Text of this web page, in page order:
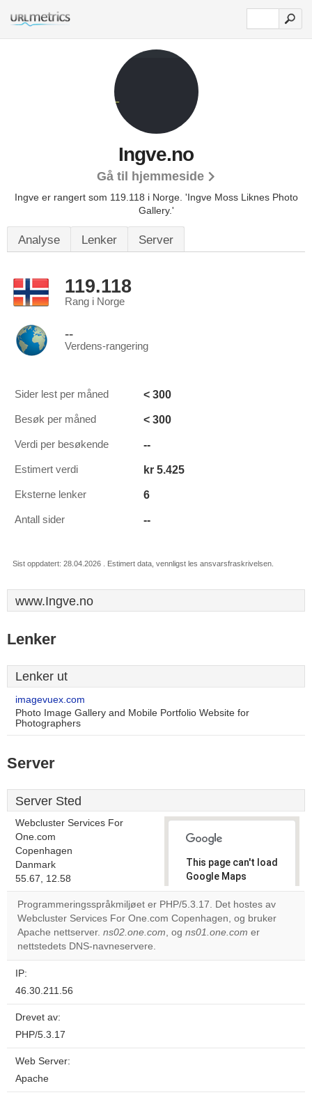
Ingve.no
Gå til hjemmeside
Ingve er rangert som 119.118 i Norge. 'Ingve Moss Liknes Photo
Gallery.'
Analyse Lenker Server
119.118
Rang i Norge
--
Verdens-rangering
Sider lest per måned < 300
Besøk per måned < 300
Verdi per besøkende --
Estimert verdi kr 5.425
Eksterne lenker 6
Antall sider --
Sist oppdatert: 28.04.2026 . Estimert data, vennligst les ansvarsfraskrivelsen.
www.Ingve.no
Lenker
Lenker ut
imagevuex.com
Photo Image Gallery and Mobile Portfolio Website for
Photographers
Server
Server Sted
Webcluster Services For
One.com
Copenhagen
Danmark
55.67, 12.58
This page can't load
Google Maps
correctly.
Do you
own this
Programmeringsspråkmiljøet er PHP/5.3.17. Det hostes av
Webcluster Services For One.com Copenhagen, og bruker
Apache nettserver. ns02.one.com, og ns01.one.com er
nettstedets DNS-navneservere.
IP:
46.30.211.56
Drevet av:
PHP/5.3.17
Web Server:
Apache